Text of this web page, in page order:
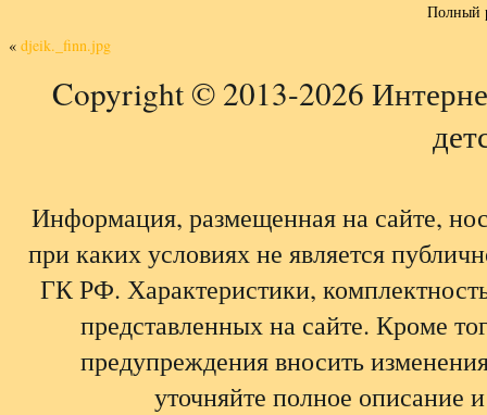
Полный
« djeik._finn.jpg
Copyright © 2013-2026
Информация, размещенная на сайте,
при каких условиях не является
ГК РФ. Характеристики,
представленных на сайте. Кроме
предупреждения вносить
уточняйте полное описание